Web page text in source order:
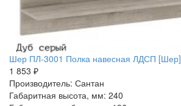
Шер ПЛ-3001 Полка навесная ЛДСП [Шер]
1 853 ₽
Производитель: Сантан
Габаритная высота, мм: 240